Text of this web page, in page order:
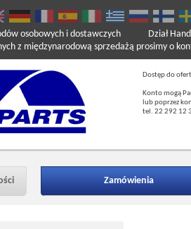
osobowych i dostawczych
międzynarodową sprzedażą prosimy o
Dział
Dostęp do
Konto mogą
lub poprzez
tel. 22 292 12
Zamówienia